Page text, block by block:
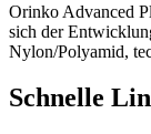
Orinko Advanced
sich der
Nylon/Polyamid,
Schnelle